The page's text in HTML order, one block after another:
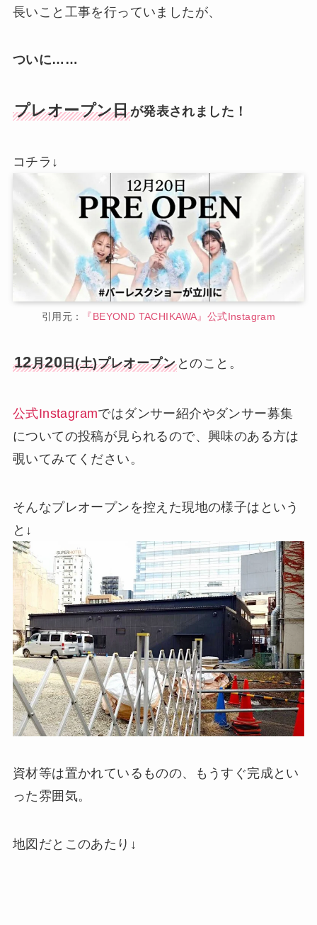
長いこと工事を行っていましたが、
ついに……
プレオープン日が発表されました！
コチラ↓
引用元： 『BEYOND TACHIKAWA』公式Instagram
12月20日(土)プレオープンとのこと。
公式Instagramではダンサー紹介やダンサー募集
についての投稿が見られるので、興味のある方は
覗いてみてください。
そんなプレオープンを控えた現地の様子はという
と↓
資材等は置かれているものの、もうすぐ完成とい
った雰囲気。
地図だとこのあたり↓